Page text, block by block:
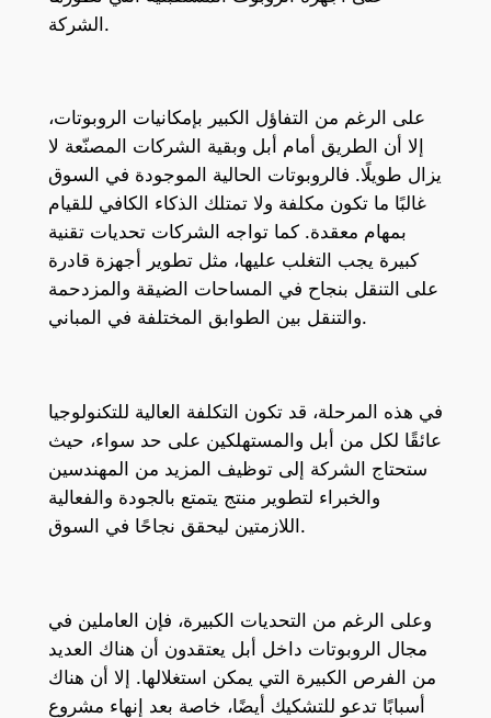
الشركة.
على الرغم من التفاؤل الكبير بإمكانيات الروبوتات،
إلا أن الطريق أمام أبل وبقية الشركات المصنّعة لا
يزال طويلًا. فالروبوتات الحالية الموجودة في السوق
غالبًا ما تكون مكلفة ولا تمتلك الذكاء الكافي للقيام
بمهام معقدة. كما تواجه الشركات تحديات تقنية
كبيرة يجب التغلب عليها، مثل تطوير أجهزة قادرة
على التنقل بنجاح في المساحات الضيقة والمزدحمة
والتنقل بين الطوابق المختلفة في المباني.
في هذه المرحلة، قد تكون التكلفة العالية للتكنولوجيا
عائقًا لكل من أبل والمستهلكين على حد سواء، حيث
ستحتاج الشركة إلى توظيف المزيد من المهندسين
والخبراء لتطوير منتج يتمتع بالجودة والفعالية
اللازمتين ليحقق نجاحًا في السوق.
وعلى الرغم من التحديات الكبيرة، فإن العاملين في
مجال الروبوتات داخل أبل يعتقدون أن هناك العديد
من الفرص الكبيرة التي يمكن استغلالها. إلا أن هناك
أسبابًا تدعو للتشكيك أيضًا، خاصة بعد إنهاء مشروع